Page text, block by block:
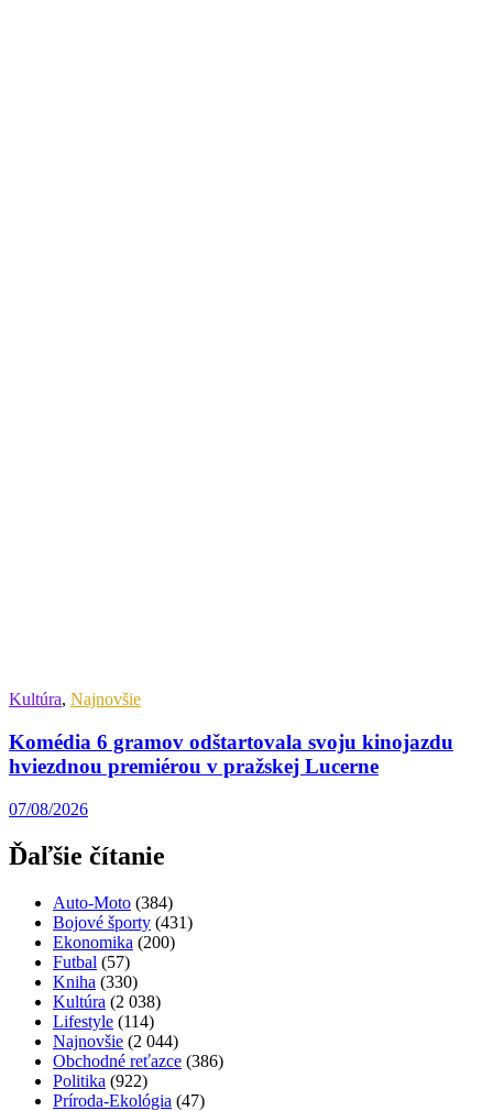
Kultúra, Najnovšie
Komédia 6 gramov odštartovala svoju kinojazdu
hviezdnou premiérou v pražskej Lucerne
07/08/2026
Ďaľšie čítanie
Auto-Moto (384)
Bojové športy (431)
Ekonomika (200)
Futbal (57)
Kniha (330)
Kultúra (2 038)
Lifestyle (114)
Najnovšie (2 044)
Obchodné reťazce (386)
Politika (922)
Príroda-Ekológia (47)